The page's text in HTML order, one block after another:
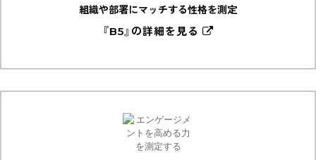
組織や部署にマッチする性格を測定
『B5』の詳細を見る